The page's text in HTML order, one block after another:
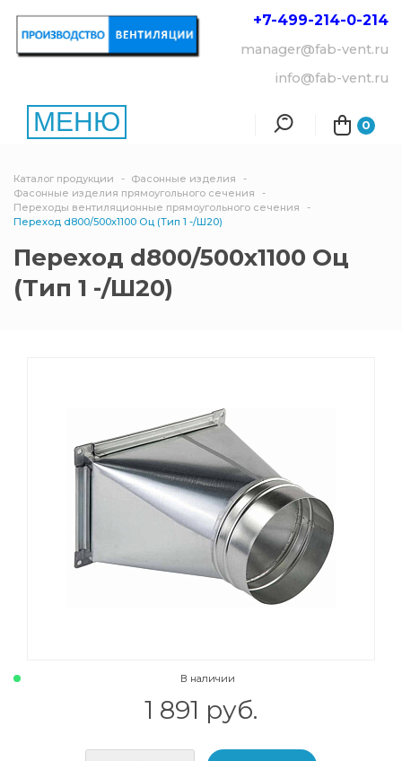
МЕНЮ 0
+7-499-214-0-214
manager@fab-vent.ru
info@fab-vent.ru
Каталог продукции
Фасонные изделия
Фасонные изделия прямоугольного сечения
Переходы вентиляционные прямоугольного сечения
Переход d800/500х1100 Оц (Тип 1 -/Ш20)
Переход d800/500х1100 Оц
(Тип 1 -/Ш20)
В наличии
1 891 руб.